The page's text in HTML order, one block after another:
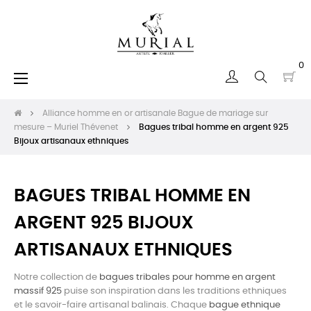
0
Basculer
☰
Alliance homme en or artisanale Bague de mariage sur
mesure – Muriel Thévenet
Bagues tribal homme en argent 925
Bijoux artisanaux ethniques
BAGUES TRIBAL HOMME EN
ARGENT 925 BIJOUX
ARTISANAUX ETHNIQUES
Notre collection de bagues tribales pour homme en argent
massif 925 puise son inspiration dans les traditions ethniques
et le savoir-faire artisanal balinais. Chaque bague ethnique